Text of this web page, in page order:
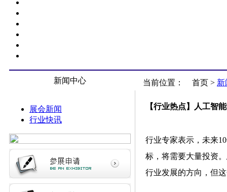
新闻中心
展会新闻
行业快讯
当前位置： 首页 > 新
【行业热点】人工智
行业专家表示，未来
标，将需要大量投资
行业发展的方向，但